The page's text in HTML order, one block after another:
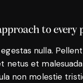
to every
nulla.
netus et
non molestie